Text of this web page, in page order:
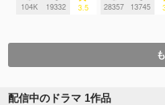
104K 19332 3.5 28357 13745
配信中のドラマ 1作品